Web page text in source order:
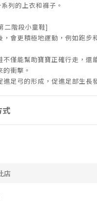
列的上衣和褲子。
二階段小童鞋]
，會更積極地運動，例如跑步
不僅能幫助寶寶正確行走，還
衝擊。
進足弓的形成，促進足部生長
式